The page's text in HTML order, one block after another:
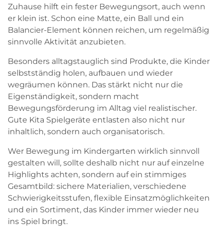
Zuhause hilft ein fester Bewegungsort, auch wenn
er klein ist. Schon eine Matte, ein Ball und ein
Balancier-Element können reichen, um regelmäßig
sinnvolle Aktivität anzubieten.
Besonders alltagstauglich sind Produkte, die Kinder
selbstständig holen, aufbauen und wieder
wegräumen können. Das stärkt nicht nur die
Eigenständigkeit, sondern macht
Bewegungsförderung im Alltag viel realistischer.
Gute Kita Spielgeräte entlasten also nicht nur
inhaltlich, sondern auch organisatorisch.
Wer Bewegung im Kindergarten wirklich sinnvoll
gestalten will, sollte deshalb nicht nur auf einzelne
Highlights achten, sondern auf ein stimmiges
Gesamtbild: sichere Materialien, verschiedene
Schwierigkeitsstufen, flexible Einsatzmöglichkeiten
und ein Sortiment, das Kinder immer wieder neu
ins Spiel bringt.